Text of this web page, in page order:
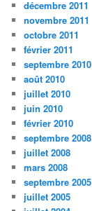
décembre 2011
novembre 2011
octobre 2011
février 2011
septembre 2010
août 2010
juillet 2010
juin 2010
février 2010
septembre 2008
juillet 2008
mars 2008
septembre 2005
juillet 2005